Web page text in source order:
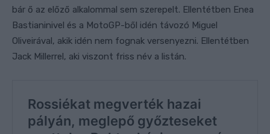
bár ő az előző alkalommal sem szerepelt. Ellentétben Enea
Bastianinivel és a MotoGP-ből idén távozó Miguel
Oliveirával, akik idén nem fognak versenyezni. Ellentétben
Jack Millerrel, aki viszont friss név a listán.